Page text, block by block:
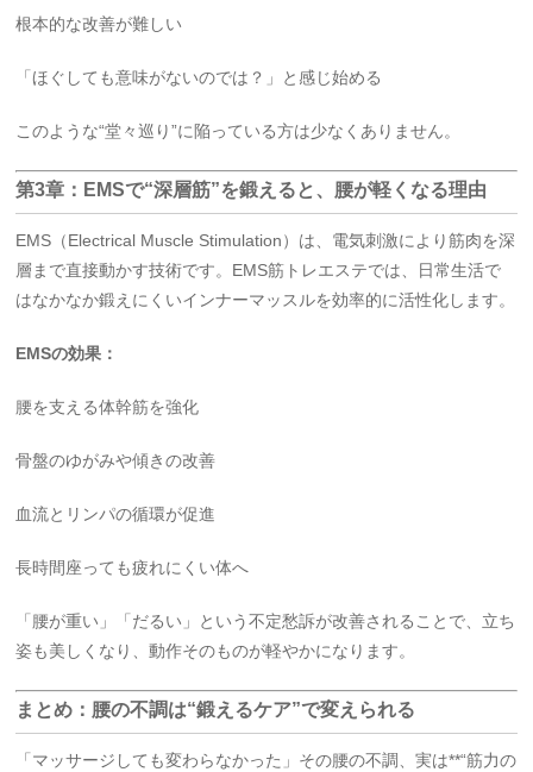
根本的な改善が難しい
「ほぐしても意味がないのでは？」と感じ始める
このような“堂々巡り”に陥っている方は少なくありません。
第3章：EMSで“深層筋”を鍛えると、腰が軽くなる理由
EMS（Electrical Muscle Stimulation）は、電気刺激により筋肉を深
層まで直接動かす技術です。EMS筋トレエステでは、日常生活で
はなかなか鍛えにくいインナーマッスルを効率的に活性化します。
EMSの効果：
腰を支える体幹筋を強化
骨盤のゆがみや傾きの改善
血流とリンパの循環が促進
長時間座っても疲れにくい体へ
「腰が重い」「だるい」という不定愁訴が改善されることで、立ち
姿も美しくなり、動作そのものが軽やかになります。
まとめ：腰の不調は“鍛えるケア”で変えられる
「マッサージしても変わらなかった」その腰の不調、実は**“筋力の